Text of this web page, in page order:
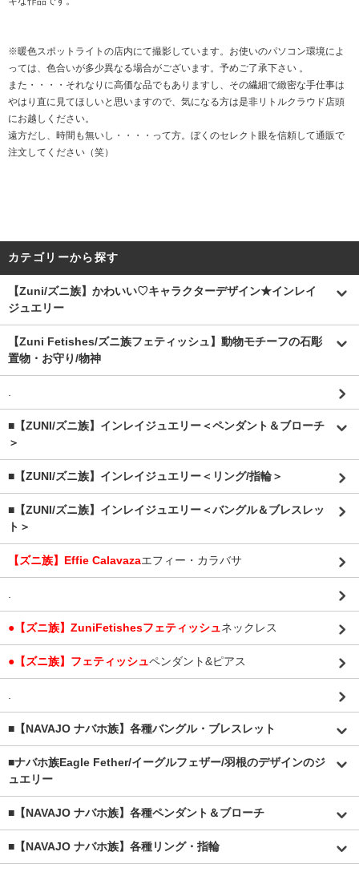
※暖色スポットライトの店内にて撮影しています。お使いのパソコン環境によ
っては、色合いが多少異なる場合がございます。予めご了承下さい 。
また・・・・それなりに高価な品でもありますし、その繊細で緻密な手仕事は
やはり直に見てほしいと思いますので、気になる方は是非リトルクラウド店頭
にお越しください。
遠方だし、時間も無いし・・・・って方。ぼくのセレクト眼を信頼して通販で
注文してください（笑）
カテゴリーから探す
【Zuni/ズニ族】かわいい♡キャラクターデザイン★インレイ
ジュエリー
【Zuni Fetishes/ズニ族フェティッシュ】動物モチーフの石彫
置物・お守り/物神
.
■【ZUNI/ズニ族】インレイジュエリー＜ペンダント＆ブローチ
＞
■【ZUNI/ズニ族】インレイジュエリー＜リング/指輪＞
■【ZUNI/ズニ族】インレイジュエリー＜バングル＆ブレスレッ
ト＞
【ズニ族】Effie Calavazaエフィー・カラバサ
.
●【ズニ族】ZuniFetishesフェティッシュネックレス
●【ズニ族】フェティッシュペンダント&ピアス
.
■【NAVAJO ナバホ族】各種バングル・ブレスレット
■ナバホ族Eagle Fether/イーグルフェザー/羽根のデザインのジ
ュエリー
■【NAVAJO ナバホ族】各種ペンダント＆ブローチ
■【NAVAJO ナバホ族】各種リング・指輪